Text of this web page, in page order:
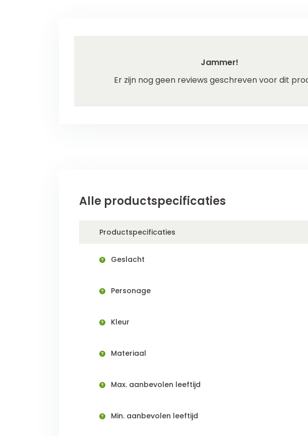
Jammer!
Er zijn nog geen reviews geschreven voor dit
Alle productspecificaties
Productspecificaties
Geslacht
Personage
Kleur
Materiaal
Max. aanbevolen leeftijd
Min. aanbevolen leeftijd